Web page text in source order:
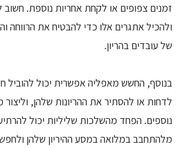
זמנים צפופים או לקחת אחריות נוספת. חשוב
ולהכיל אתגרים אלו כדי להבטיח את הרווחה
של עובדים בהריון.
בנוסף, החשש מאפליה אפשרית יכול להוביל
לדחות או להסתיר את ההריונות שלהן,
נוספים. הפחד מהשלכות שליליות יכול
מלהתחבב במלואה במסע ההיריון שלהן